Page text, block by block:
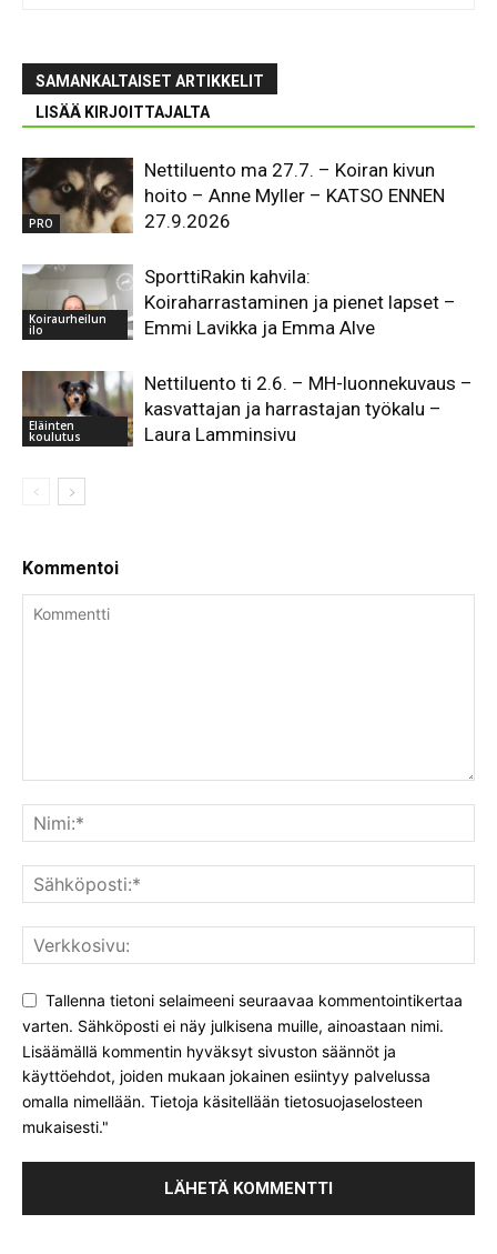
SAMANKALTAISET ARTIKKELIT
LISÄÄ KIRJOITTAJALTA
PRO
Nettiluento ma 27.7. – Koiran kivun
hoito – Anne Myller – KATSO ENNEN
27.9.2026
Koiraurheilun
ilo
SporttiRakin kahvila:
Koiraharrastaminen ja pienet lapset –
Emmi Lavikka ja Emma Alve
Eläinten
koulutus
Nettiluento ti 2.6. – MH-luonnekuvaus –
kasvattajan ja harrastajan työkalu –
Laura Lamminsivu
Kommentoi
Tallenna tietoni selaimeeni seuraavaa kommentointikertaa
varten. Sähköposti ei näy julkisena muille, ainoastaan nimi.
Lisäämällä kommentin hyväksyt sivuston säännöt ja
käyttöehdot, joiden mukaan jokainen esiintyy palvelussa
omalla nimellään. Tietoja käsitellään tietosuojaselosteen
mukaisesti."